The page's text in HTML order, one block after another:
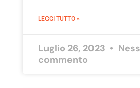
LEGGI TUTTO »
Luglio 26, 2023
commento